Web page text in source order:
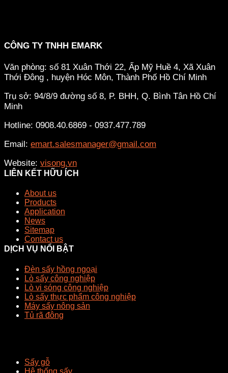
CÔNG TY TNHH EMARK
Văn phòng: số 81 Xuân Thới 22, Ấp Mỹ Huề 4, Xã Xuân
Thới Đông , huyện Hóc Môn, Thành Phố Hồ Chí Minh
Trụ sở: 94/8/9 đường số 8, P. BHH, Q. Bình Tân Hồ Chí
Minh
Hotline: 0908.40.6869 - 0937.477.789
Email: emart.salesmanager@gmail.com
Website: visong.vn
LIÊN KẾT HỮU ÍCH
About us
Products
Application
News
Sitemap
Contact us
DỊCH VỤ NỔI BẬT
Đèn sấy hồng ngoại
Lò sấy công nghiệp
Lò vi sóng công nghiệp
Lò sấy thực phẩm công nghiệp
Máy sấy nông sản
Tủ rã đông
Sấy gỗ
Hệ thống sấy